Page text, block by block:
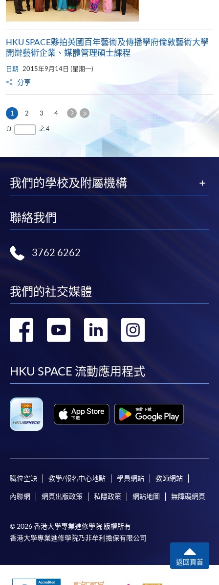
HKU SPACE夥拍英國百年藝術及傳播學府倫敦藝術大學
開辦藝術企業、媒體管理碩士課程
日期 2015年9月14日 (星期一)
分享
1 本
頁
2 3 4
下
一
頁 之 4
我們的學校及附屬機構
聯絡我們
3762 6262
我們的社交媒體
轉
facebook
轉
youtube
轉
linkedin
轉
HKU SPACE 流動應用程式
職位空缺 教學/報名中心地點 學員網站 教師網站
內聯網 網頁出版政策 私隱政策 網站地圖 無障礙網頁
© 2026 香港大學專業進修學院 版權所有
香港大學專業進修學院乃非牟利擔保有限公司
返回頁首